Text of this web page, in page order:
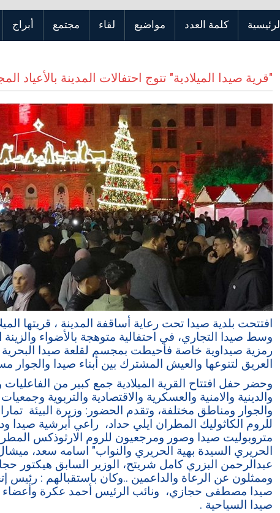
الرئيسية كلمة العدد مواضيع لقاء مجتمع أبراج
"قرية صيدا الميلادية" تتوج احتفالات المدينة بالأعياد
افتتحت بلدية صيدا تحت رعاية أساقفة المدينة ، قريتها
وسط صيدا التجاري، في احتفالية متوهجة بالأضواء
رمزية صيداوية خاصة فأحيطت بمجسم لقلعة صيدا البحرية ،
العريق لتنوعها والعيش المشترك بين أبناء صيدا والجوار
وحضر حفل افتتاح القرية الميلادية جمع كبير من
والدينية والامنية والعسكرية والاقتصادية والتربوية
والجوار ومناطق مختلفة، وتقدم الحضور: وزيرة البيئة
للروم الكاثوليك المطران ايلي حداد، راعي أبرشية صيدا
متروبوليت صيدا وصور ومرجعيون للروم الارثوذكس
الحريري السيدة بهية الحريري والنواب" اسامه سعد،
عبدالرحمن البزري كامل شريتح، الوزير السابق هيكتور
وممثلون عن الرعاة والداعمين ..وكان باستقبالهم : رئيس
صيدا مصطفى حجازي، ونائب الرئيس أحمد عكرة وأعضاء
صيدا السياحية .